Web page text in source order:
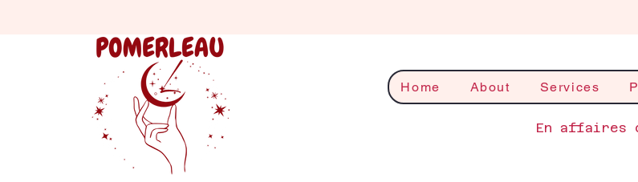
Home About Services
En affaires